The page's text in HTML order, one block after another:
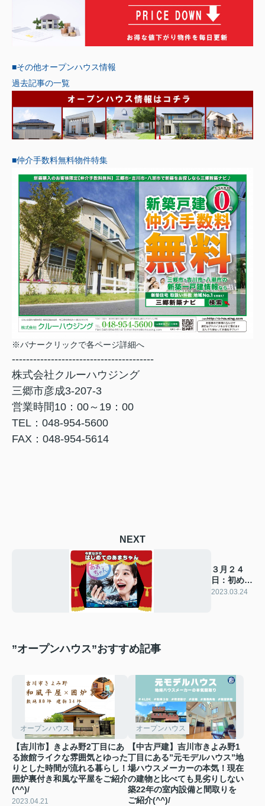
■その他オープンハウス情報
過去記事の一覧
■仲介手数料無料物件特集
※バナークリックで各ページ詳細へ
----------------------------------------
株式会社クルーハウジング
三郷市彦成3-207-3
営業時間10：00～19：00
TEL：048-954-5600
FAX：048-954-5614
NEXT
３月２４
日：初めて
のあまちゃ
2023.03.24
”オープンハウス”おすすめ記事
オープンハウス
【吉川市】きよみ野2丁目にあ
る旅館ライクな雰囲気とゆった
りとした時間が流れる暮らし！
囲炉裏付き和風な平屋をご紹介
(^^)/
2023.04.21
オープンハウス
【中古戸建】吉川市きよみ野1
丁目にある”元モデルハウス”地
場ハウスメーカーの本気！現在
の建物と比べても見劣りしない
築22年の室内設備と間取りを
ご紹介(^^)/